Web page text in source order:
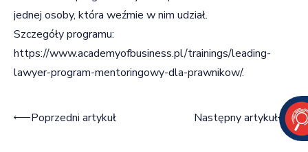
jednej osoby, która weźmie w nim udział.
Szczegóły programu:
https://www.academyofbusiness.pl/trainings/leading-
lawyer-program-mentoringowy-dla-prawnikow/.
Nawigacja wpisu
Poprzedni artykuł Następny artykuł